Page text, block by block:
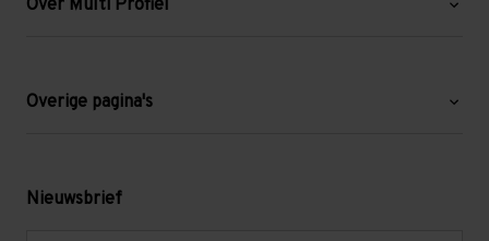
Over Multi Profiel
Blog
Levering en afhalen
Overige pagina's
Mezzanine
Nieuwsbrief